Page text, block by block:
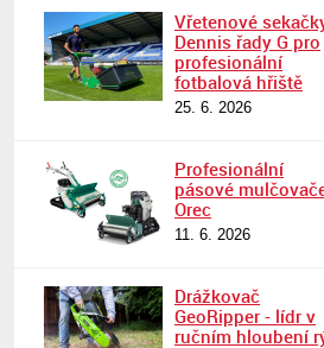
Vřetenové
Dennis řady G pro
profesionální
fotbalová hřiště
25. 6. 2026
Profesionální
pásové
Orec
11. 6. 2026
Drážkovač
GeoRipper - lídr v
ručním hloubení